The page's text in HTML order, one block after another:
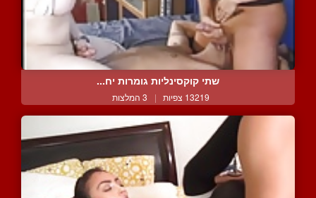
שתי קוקסינליות גומרות יח...
13219 צפיות | 3 המלצות